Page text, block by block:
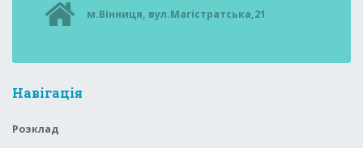
м.Вінниця, вул.Магістратська,21
Навігація
Розклад